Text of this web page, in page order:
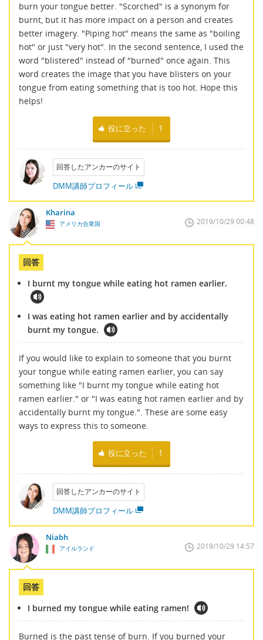
burn your tongue better. "Scorched" is a synonym for
burnt, but it has more impact on a person and creates
better imagery. "Piping hot" means the same as "boiling
hot" or just "very hot". In the second sentence, I used the
word "blistered" instead of "burned" once again. This
word creates the image that you have blisters on your
tongue from eating something that is too hot. Hope this
helps!
役に立った 1
回答したアンカーのサイト
DMM講師プロフィール
Kharina
アメリカ合衆国 2019/10/29 00:48
回答
I burnt my tongue while eating hot ramen earlier.
I was eating hot ramen earlier and by accidentally
burnt my tongue.
If you would like to explain to someone that you burnt
your tongue while eating ramen earlier, you can say
something like "I burnt my tongue while eating hot
ramen earlier." or "I was eating hot ramen earlier and by
accidentally burnt my tongue.". These are some easy
ways to express this to someone.
役に立った 1
回答したアンカーのサイト
DMM講師プロフィール
Niabh
アイルランド 2019/10/29 14:57
回答
I burned my tongue while eating ramen!
Burned is the past tense of burn. If you burned your